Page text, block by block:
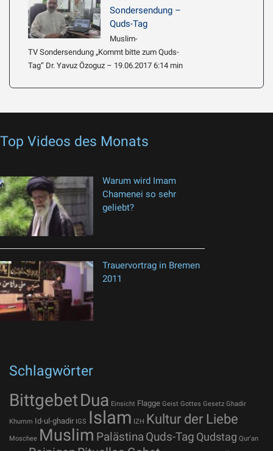
Sondersendung –
Quds-Tag
Muslim-
TV Sondersendung „Kommt bitte zum Quds-
Tag“ Dr. Yavuz Özoguz – 19.06.2017 6:14 min
Top Videos des Monats
Warum wird Imam
Chamenei so sehr
geliebt?
Trauervortrag in Bremen
2011
Schlagwörter
BittgebetDua Einsicht Flagge Geist Gottes Gesetz Ghadir
Khumm Id-ul-ghadir IGS Islam IZH Kultur der Liebe
Moschee Muslim Palästina Quds-Tag Qudstag Qur'an